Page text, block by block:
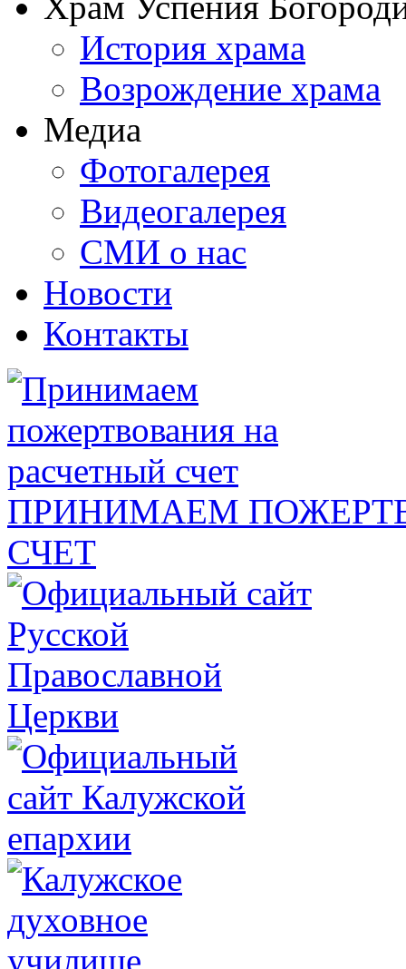
История храма
Возрождение храма
Медиа
Фотогалерея
Видеогалерея
СМИ о нас
Новости
Контакты
ПРИНИМАЕМ
СЧЕТ